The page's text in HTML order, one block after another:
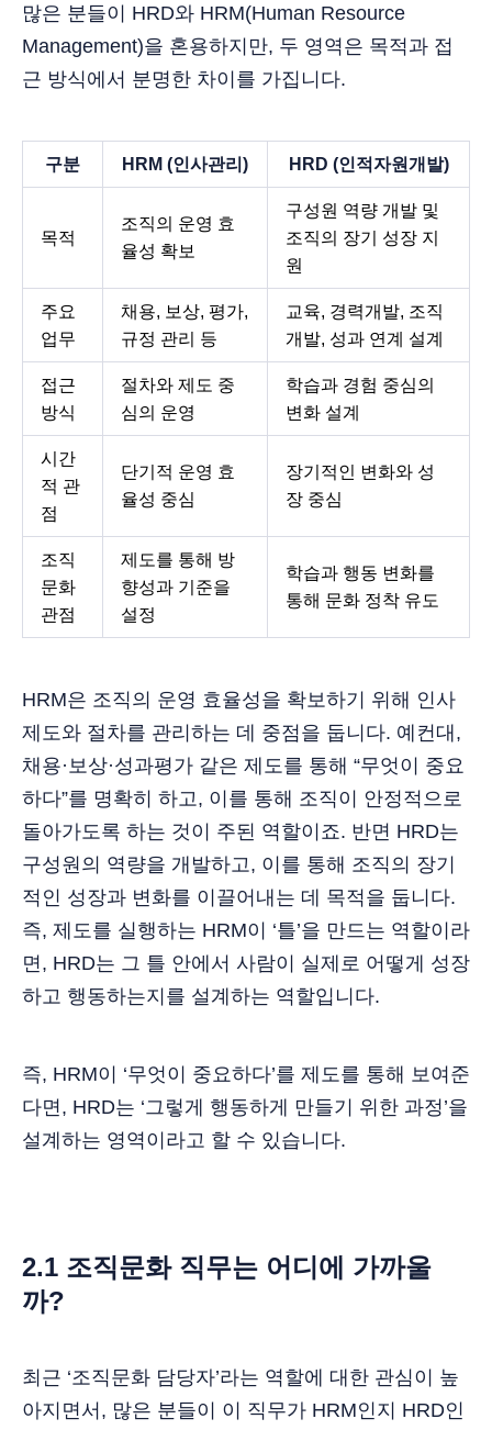
많은 분들이 HRD와 HRM(Human Resource
Management)을 혼용하지만, 두 영역은 목적과 접
근 방식에서 분명한 차이를 가집니다.
구분 HRM (인사관리) HRD (인적자원개발)
목적
조직의 운영 효
율성 확보
구성원 역량 개발 및
조직의 장기 성장 지
원
주요
업무
채용, 보상, 평가,
규정 관리 등
교육, 경력개발, 조직
개발, 성과 연계 설계
접근
방식
절차와 제도 중
심의 운영
학습과 경험 중심의
변화 설계
시간
적 관
점
단기적 운영 효
율성 중심
장기적인 변화와 성
장 중심
조직
문화
관점
제도를 통해 방
향성과 기준을
설정
학습과 행동 변화를
통해 문화 정착 유도
HRM은 조직의 운영 효율성을 확보하기 위해 인사
제도와 절차를 관리하는 데 중점을 둡니다. 예컨대,
채용·보상·성과평가 같은 제도를 통해 “무엇이 중요
하다”를 명확히 하고, 이를 통해 조직이 안정적으로
돌아가도록 하는 것이 주된 역할이죠. 반면 HRD는
구성원의 역량을 개발하고, 이를 통해 조직의 장기
적인 성장과 변화를 이끌어내는 데 목적을 둡니다.
즉, 제도를 실행하는 HRM이 ‘틀’을 만드는 역할이라
면, HRD는 그 틀 안에서 사람이 실제로 어떻게 성장
하고 행동하는지를 설계하는 역할입니다.
즉, HRM이 ‘무엇이 중요하다’를 제도를 통해 보여준
다면, HRD는 ‘그렇게 행동하게 만들기 위한 과정’을
설계하는 영역이라고 할 수 있습니다.
2.1 조직문화 직무는 어디에 가까울
까?
최근 ‘조직문화 담당자’라는 역할에 대한 관심이 높
아지면서, 많은 분들이 이 직무가 HRM인지 HRD인